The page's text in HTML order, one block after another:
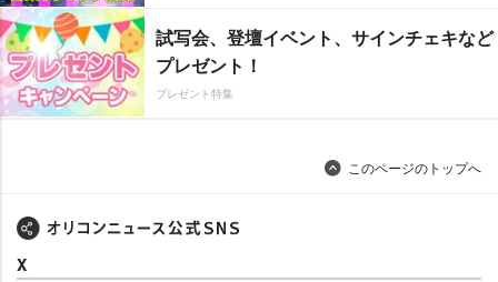
試写会、登壇イベント、サインチェキなど
プレゼント！
プレゼント特集
このページのトップへ
X